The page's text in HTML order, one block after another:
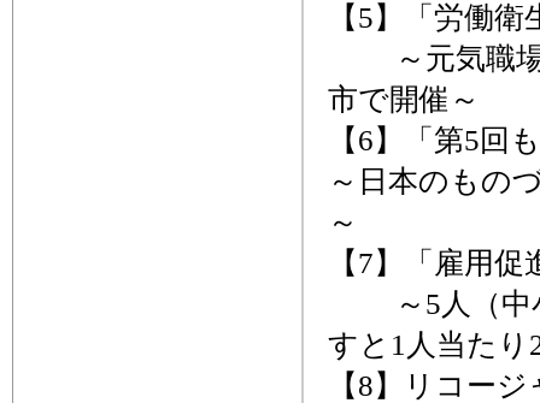
【5】「労働
～元気職場
市で開催～
【6】「第5回
～日本のもの
～
【7】「雇用
～5人（中小
すと1人当たり
【8】リコー